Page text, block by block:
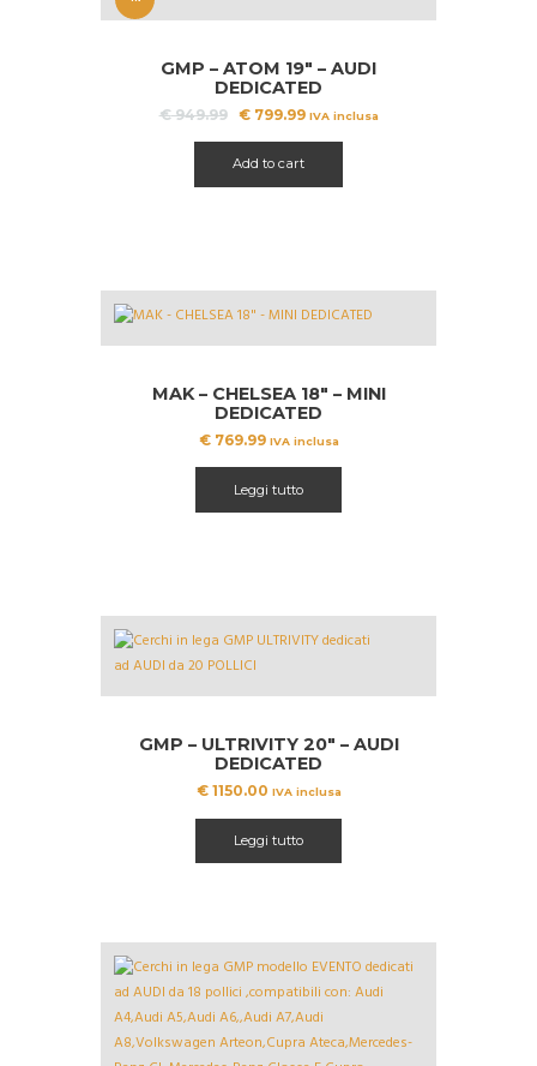
GMP – ATOM 19″ – AUDI
DEDICATED
€949.99
Il
era:
€ 949.99.
€799.99Il
è:
€ 799.99.
IVA inclusa
Add to cart
MAK – CHELSEA 18″ – MINI
DEDICATED
€769.99 IVA inclusa
Leggi tutto
GMP – ULTRIVITY 20″ – AUDI
DEDICATED
€1150.00 IVA inclusa
Leggi tutto